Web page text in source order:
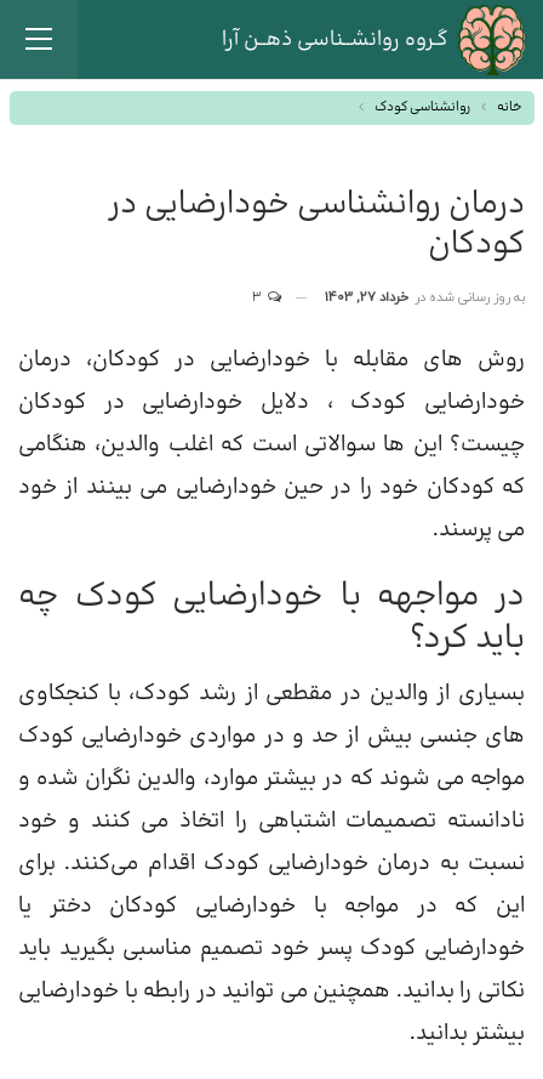
گـروه روانشــناسی ذهــن آرا
خانه روانشناسی کودک
درمان روانشناسی خودارضایی در
کودکان
به روز رسانی شده در خرداد 27, 1403
روش های مقابله با خودارضایی در کودکان، درمان
خودارضایی کودک ، دلایل خودارضایی در کودکان
چیست؟ این ها سوالاتی است که اغلب والدین، هنگامی
که کودکان خود را در حین خودارضایی می بینند از خود
می پرسند.
در مواجهه با خودارضایی کودک چه
باید کرد؟
بسیاری از والدین در مقطعی از رشد کودک، با کنجکاوی
های جنسی بیش از حد و در مواردی خودارضایی کودک
مواجه می شوند که در بیشتر موارد، والدین نگران شده و
نادانسته تصمیمات اشتباهی را اتخاذ می کنند و خود
نسبت به درمان خودارضایی کودک اقدام می‌کنند. برای
این که در مواجه با خودارضایی کودکان دختر یا
خودارضایی کودک پسر خود تصمیم مناسبی بگیرید باید
نکاتی را بدانید. همچنین می توانید در رابطه با خودارضایی
بیشتر بدانید.